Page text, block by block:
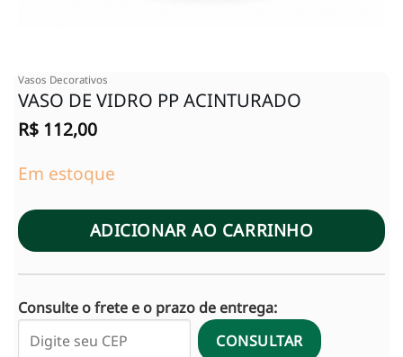
Vasos Decorativos
VASO DE VIDRO PP ACINTURADO
R$ 112,00
Em estoque
ADICIONAR AO CARRINHO
Consulte o frete e o prazo de entrega:
CONSULTAR